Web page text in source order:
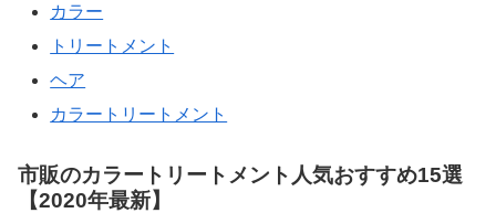
カラー
トリートメント
ヘア
カラートリートメント
市販のカラートリートメント人気おすすめ15選
【2020年最新】